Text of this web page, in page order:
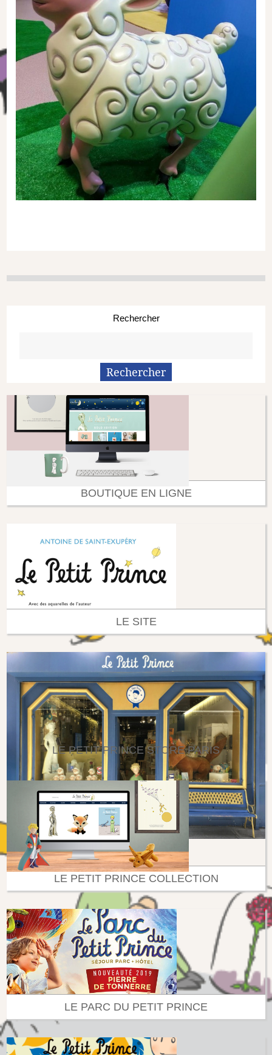
Rechercher
BOUTIQUE EN LIGNE
LE SITE
LE PETIT PRINCE STORE PARIS
LE PETIT PRINCE COLLECTION
LE PARC DU PETIT PRINCE